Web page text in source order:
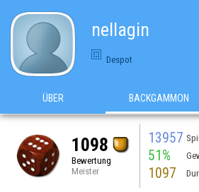
nellagin
Despot
ÜBER BACKGAMMON
1098
Bewertung
Meister
13957
51%
1097